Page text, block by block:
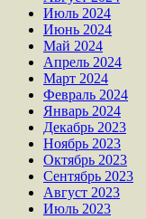
Июль 2024
Июнь 2024
Май 2024
Апрель 2024
Март 2024
Февраль 2024
Январь 2024
Декабрь 2023
Ноябрь 2023
Октябрь 2023
Сентябрь 2023
Август 2023
Июль 2023